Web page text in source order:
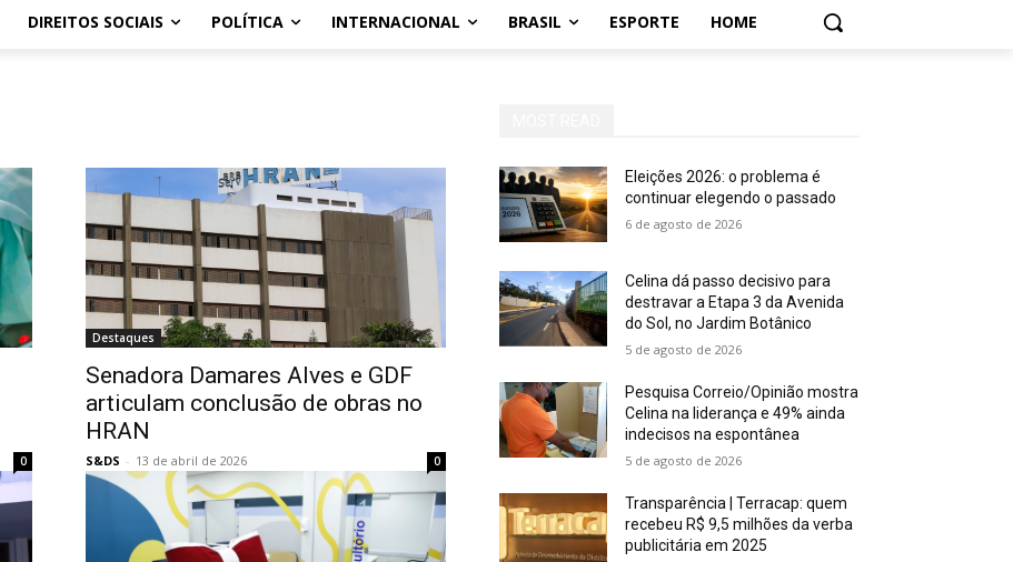
DIREITOS SOCIAIS POLÍTICA INTERNACIONAL BRASIL ESPORTE HOME
0
Destaques
Senadora Damares Alves e GDF
articulam conclusão de obras no
HRAN
S&DS - 13 de abril de 2026 0
Eleições 2026: o problema é
continuar elegendo o passado
6 de agosto de 2026
Celina dá passo decisivo para
destravar a Etapa 3 da Avenida
do Sol, no Jardim Botânico
5 de agosto de 2026
Pesquisa Correio/Opinião mostra
Celina na liderança e 49% ainda
indecisos na espontânea
5 de agosto de 2026
Transparência | Terracap: quem
recebeu R$ 9,5 milhões da verba
publicitária em 2025